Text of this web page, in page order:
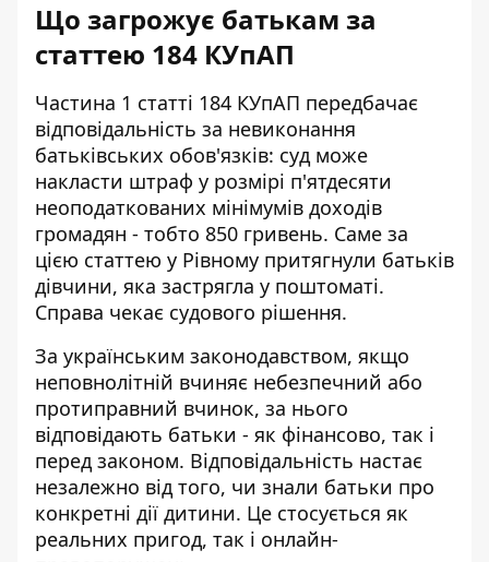
Що загрожує батькам за
статтею 184 КУпАП
Частина 1 статті 184 КУпАП передбачає
відповідальність за невиконання
батьківських обов'язків: суд може
накласти штраф у розмірі п'ятдесяти
неоподаткованих мінімумів доходів
громадян - тобто 850 гривень. Саме за
цією статтею у Рівному притягнули батьків
дівчини, яка застрягла у поштоматі.
Справа чекає судового рішення.
За українським законодавством, якщо
неповнолітній вчиняє небезпечний або
протиправний вчинок, за нього
відповідають батьки - як фінансово, так і
перед законом. Відповідальність настає
незалежно від того, чи знали батьки про
конкретні дії дитини. Це стосується як
реальних пригод, так і онлайн-